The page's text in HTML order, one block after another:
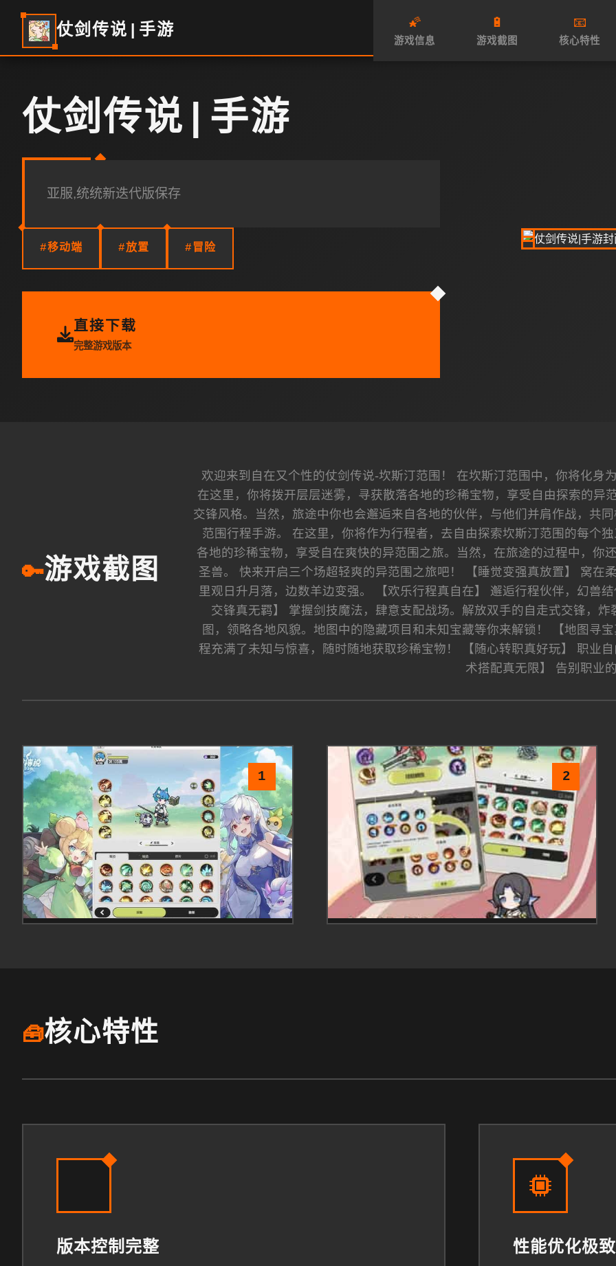
仗剑传说|手游 🌠
游戏信息
🔋
游戏截图
📧
核心特性
仗剑传说|手游
亚服,统统新迭代版保存
#移动端 #放置 #冒险
直接下载
完整游戏版本
🔑游戏截图
欢迎来到自在又个性的仗剑传说-坎斯汀范围！ 在坎斯汀范围中，你将化身
在这里，你将拨开层层迷雾，寻获散落各地的珍稀宝物，享受自由探索的异
交锋风格。当然，旅途中你也会邂逅来自各地的伙伴，与他们并肩作战，共
范围行程手游。 在这里，你将作为行程者，去自由探索坎斯汀范围的每个
各地的珍稀宝物，享受自在爽快的异范围之旅。当然，在旅途的过程中，你
圣兽。 快来开启三个场超轻爽的异范围之旅吧！ 【睡觉变强真放置】 窝在
里观日升月落，边数羊边变强。 【欢乐行程真自在】 邂逅行程伙伴，幻兽
交锋真无羁】 掌握剑技魔法，肆意支配战场。解放双手的自走式交锋，
图，领略各地风貌。地图中的隐藏项目和未知宝藏等你来解锁！ 【地图寻
程充满了未知与惊喜，随时随地获取珍稀宝物！ 【随心转职真好玩】 职业
术搭配真无限】 告别职业
1 2
🧰核心特性
版本控制完整 性能优化极致